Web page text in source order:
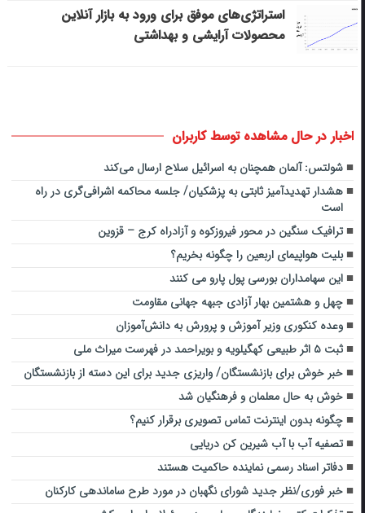
استراتژی‌های موفق برای ورود به بازار آنلاین
محصولات آرایشی و بهداشتی
اخبار در حال مشاهده توسط کاربران
شولتس: آلمان همچنان به اسرائیل سلاح ارسال می‌کند
هشدار تهدیدآمیز ثابتی به پزشکیان/ جلسه محاکمه اشرافی‌گری در راه
است
ترافیک سنگین در محور فیروزکوه و آزادراه کرج – قزوین
بلیت هواپیمای اربعین را چگونه بخریم؟
این سهامداران بورسی پول پارو می کنند
چهل و هشتمین بهار آزادی جبهه جهانی مقاومت
وعده کنکوری وزیر آموزش و پرورش به دانش‌آموزان
ثبت ۵ اثر طبیعی کهگیلویه و بویراحمد در فهرست میراث ملی
خبر خوش برای بازنشستگان/ واریزی جدید برای این دسته از بازنشستگان
خوش به حال معلمان و فرهنگیان شد
چگونه بدون اینترنت تماس تصویری برقرار کنیم؟
تصفیه آب با آب شیرین کن دریایی
دفاتر اسناد رسمی نماینده حاکمیت هستند
خبر فوری/نظر جدید شورای نگهبان در مورد طرح ساماندهی کارکنان